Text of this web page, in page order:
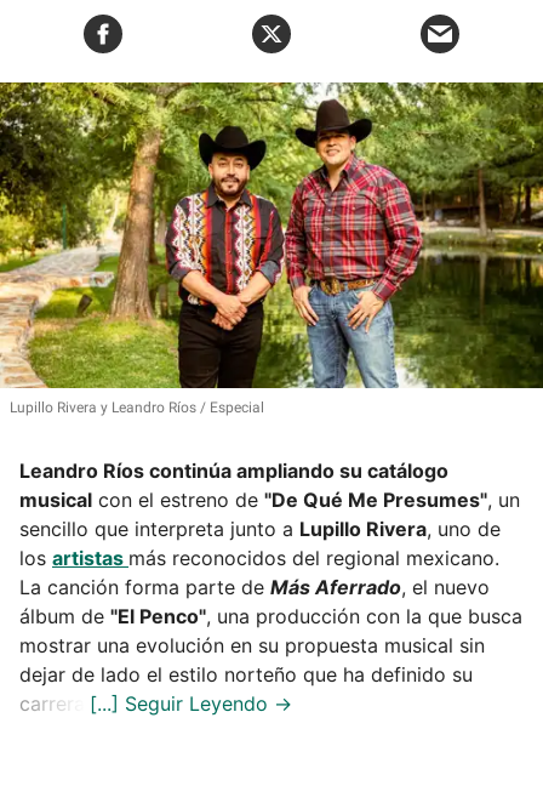
Lupillo Rivera y Leandro Ríos Especial
Leandro Ríos continúa ampliando su catálogo
musical con el estreno de "De Qué Me Presumes", un
sencillo que interpreta junto a Lupillo Rivera, uno de
los artistas más reconocidos del regional mexicano.
La canción forma parte de Más Aferrado, el nuevo
álbum de "El Penco", una producción con la que busca
mostrar una evolución en su propuesta musical sin
dejar de lado el estilo norteño que ha definido su
carrera.